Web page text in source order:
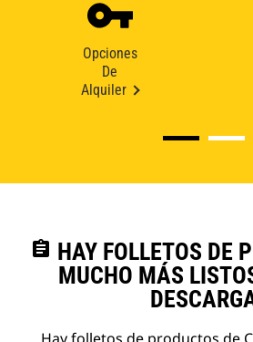
Opciones
De
Alquiler
assignment HAY FOLLETOS DE
MUCHO MÁS